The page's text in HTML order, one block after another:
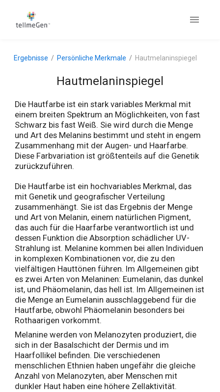
Ergebnisse Persönliche Merkmale Hautmelaninspiegel
Hautmelaninspiegel
Die Hautfarbe ist ein stark variables Merkmal mit
einem breiten Spektrum an Möglichkeiten, von fast
Schwarz bis fast Weiß. Sie wird durch die Menge
und Art des Melanins bestimmt und steht in engem
Zusammenhang mit der Augen- und Haarfarbe.
Diese Farbvariation ist größtenteils auf die Genetik
zurückzuführen.
Die Hautfarbe ist ein hochvariables Merkmal, das
mit Genetik und geografischer Verteilung
zusammenhängt. Sie ist das Ergebnis der Menge
und Art von Melanin, einem natürlichen Pigment,
das auch für die Haarfarbe verantwortlich ist und
dessen Funktion die Absorption schädlicher UV-
Strahlung ist. Melanine kommen bei allen Individuen
in komplexen Kombinationen vor, die zu den
vielfältigen Hauttönen führen. Im Allgemeinen gibt
es zwei Arten von Melaninen: Eumelanin, das dunkel
ist, und Phäomelanin, das hell ist. Im Allgemeinen ist
die Menge an Eumelanin ausschlaggebend für die
Hautfarbe, obwohl Phäomelanin besonders bei
Rothaarigen vorkommt.
Melanine werden von Melanozyten produziert, die
sich in der Basalschicht der Dermis und im
Haarfollikel befinden. Die verschiedenen
menschlichen Ethnien haben ungefähr die gleiche
Anzahl von Melanozyten, aber Menschen mit
dunkler Haut haben eine höhere Zellaktivität.